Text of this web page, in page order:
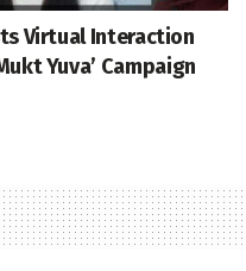
Virtual Interaction
Yuva’ Campaign